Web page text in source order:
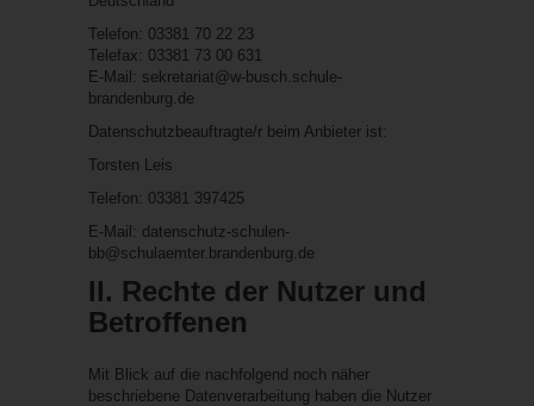
Telefon: 03381 70 22 23
Telefax: 03381 73 00 631
E-Mail: sekretariat@w-busch.schule-
brandenburg.de
Datenschutzbeauftragte/r beim Anbieter ist:
Torsten Leis
Telefon: 03381 397425
E-Mail: datenschutz-schulen-
bb@schulaemter.brandenburg.de
II. Rechte der Nutzer und
Betroffenen
Mit Blick auf die nachfolgend noch näher
beschriebene Datenverarbeitung haben die Nutzer